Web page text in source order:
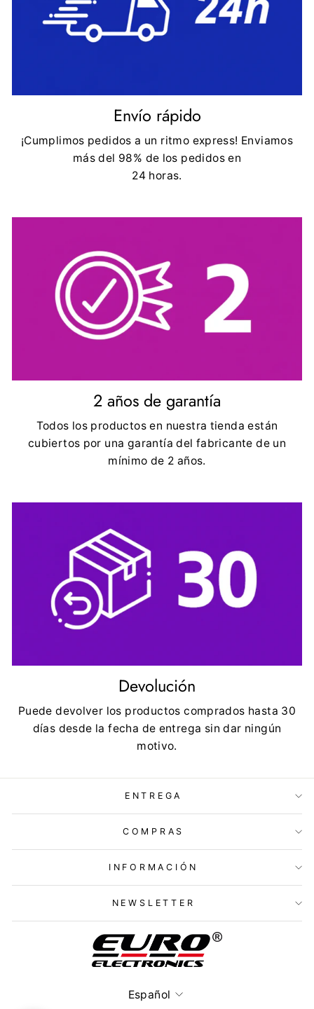
Envío rápido
¡Cumplimos pedidos a un ritmo express! Enviamos
más del 98% de los pedidos en
24 horas.
2 años de garantía
Todos los productos en nuestra tienda están
cubiertos por una garantía del fabricante de un
mínimo de 2 años.
Devolución
Puede devolver los productos comprados hasta 30
días desde la fecha de entrega sin dar ningún
motivo.
ENTREGA
COMPRAS
INFORMACIÓN
NEWSLETTER
Idioma
Español